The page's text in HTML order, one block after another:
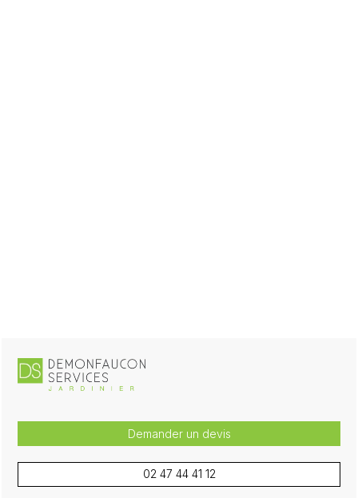
Demander un devis
02 47 44 41 12